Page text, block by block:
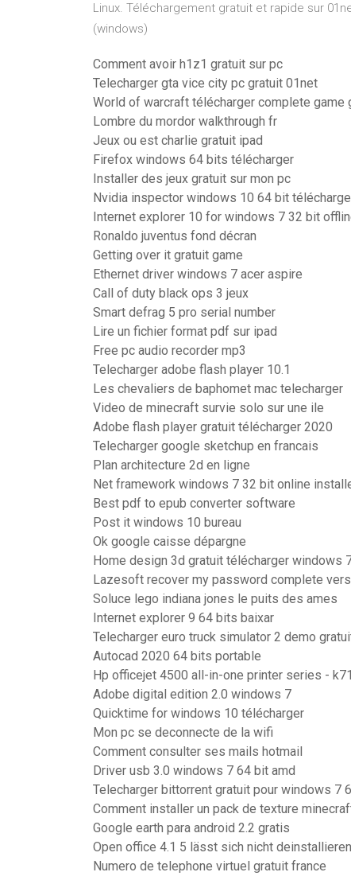
Linux. Téléchargement gratuit et rapide sur
(windows)
Comment avoir h1z1 gratuit sur pc
Telecharger gta vice city pc gratuit 01net
World of warcraft télécharger complete game
Lombre du mordor walkthrough fr
Jeux ou est charlie gratuit ipad
Firefox windows 64 bits télécharger
Installer des jeux gratuit sur mon pc
Nvidia inspector windows 10 64 bit
Internet explorer 10 for windows 7 32 bit
Ronaldo juventus fond décran
Getting over it gratuit game
Ethernet driver windows 7 acer aspire
Call of duty black ops 3 jeux
Smart defrag 5 pro serial number
Lire un fichier format pdf sur ipad
Free pc audio recorder mp3
Telecharger adobe flash player 10.1
Les chevaliers de baphomet mac telecharger
Video de minecraft survie solo sur une ile
Adobe flash player gratuit télécharger 2020
Telecharger google sketchup en francais
Plan architecture 2d en ligne
Net framework windows 7 32 bit online
Best pdf to epub converter software
Post it windows 10 bureau
Ok google caisse dépargne
Home design 3d gratuit télécharger windows
Lazesoft recover my password complete
Soluce lego indiana jones le puits des ames
Internet explorer 9 64 bits baixar
Telecharger euro truck simulator 2 demo
Autocad 2020 64 bits portable
Hp officejet 4500 all-in-one printer series -
Adobe digital edition 2.0 windows 7
Quicktime for windows 10 télécharger
Mon pc se deconnecte de la wifi
Comment consulter ses mails hotmail
Driver usb 3.0 windows 7 64 bit amd
Telecharger bittorrent gratuit pour windows 7
Comment installer un pack de texture
Google earth para android 2.2 gratis
Open office 4.1 5 lässt sich nicht deinstallieren
Numero de telephone virtuel gratuit france